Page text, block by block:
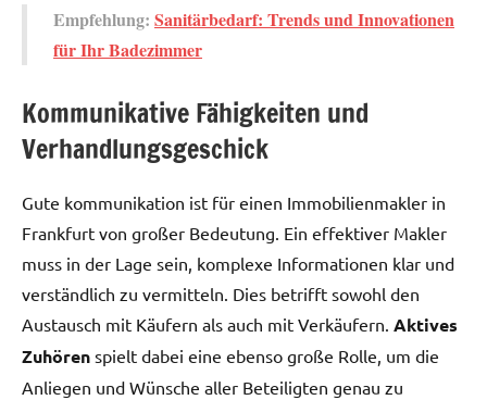
Empfehlung: Sanitärbedarf: Trends und Innovationen
für Ihr Badezimmer
Kommunikative Fähigkeiten und
Verhandlungsgeschick
Gute kommunikation ist für einen Immobilienmakler in
Frankfurt von großer Bedeutung. Ein effektiver Makler
muss in der Lage sein, komplexe Informationen klar und
verständlich zu vermitteln. Dies betrifft sowohl den
Austausch mit Käufern als auch mit Verkäufern. Aktives
Zuhören spielt dabei eine ebenso große Rolle, um die
Anliegen und Wünsche aller Beteiligten genau zu